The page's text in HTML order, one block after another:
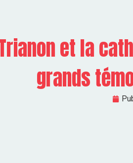
et la
grands